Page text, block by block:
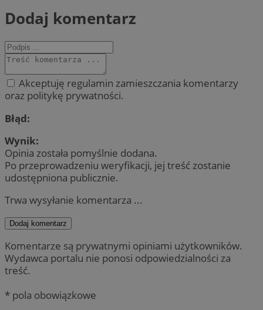
Dodaj komentarz
Akceptuję regulamin zamieszczania komentarzy
oraz politykę prywatności.
Błąd:
Wynik:
Opinia została pomyślnie dodana.
Po przeprowadzeniu weryfikacji, jej treść zostanie
udostępniona publicznie.
Trwa wysyłanie komentarza ...
Dodaj komentarz
Komentarze są prywatnymi opiniami użytkowników.
Wydawca portalu nie ponosi odpowiedzialności za
treść.
* pola obowiązkowe